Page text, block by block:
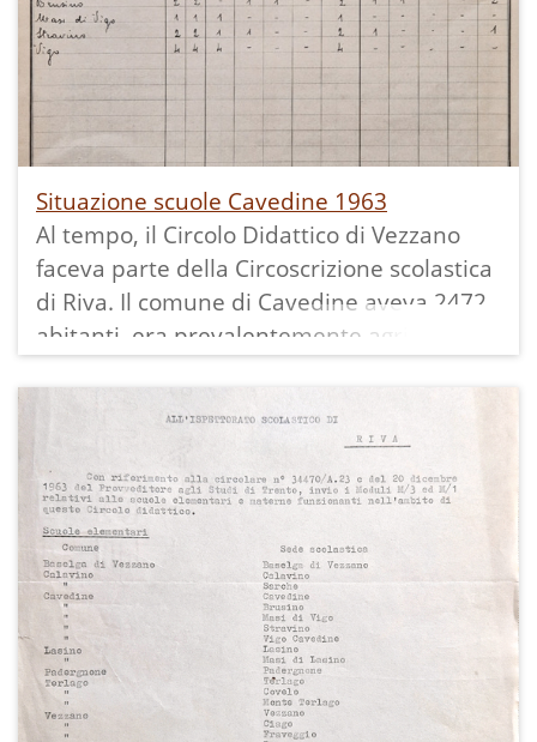
Situazione scuole Cavedine 1963
Al tempo, il Circolo Didattico di Vezzano
faceva parte della Circoscrizione scolastica
di Riva. Il comune di Cavedine aveva 2472
abitanti, era prevalentemente agricolo,
dall'O.N.A.I.R.C. a Vigo Cavedine.
Da notare le segnalazioni fatte nell'ultima
pagina:
"3) Problemi scolastici nel comune, la
soluzione dei quali ha carattere di
maggiore necessità o urgnza: Costruzione
di un nuovo edificio scolastico a Stravino,
perché quello vecchio è stato dichiarato
pericoloso e sgomberato; rinnovo totale